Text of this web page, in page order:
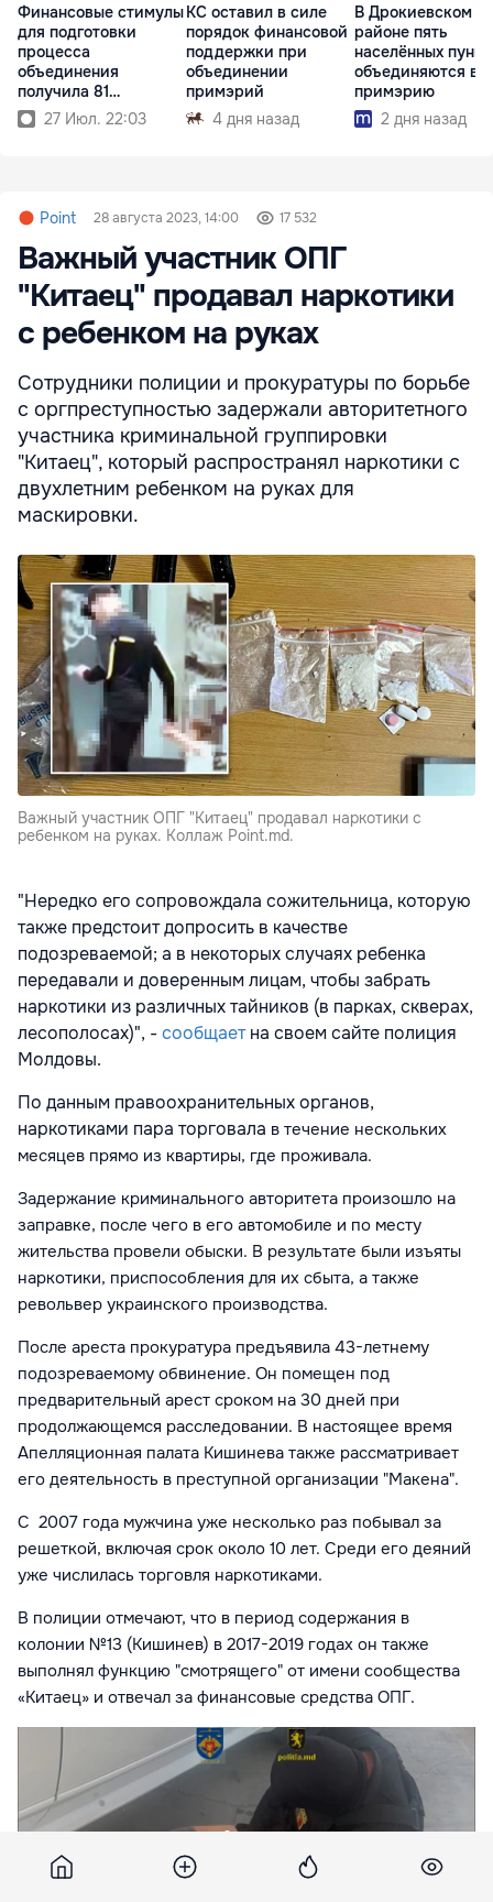
Финансовые стимулы
для подготовки
процесса
объединения
получила 81
примэрия
27 Июл. 22:03
КС оставил в силе
порядок финансовой
поддержки при
объединении
примэрий
4 дня назад
В Дрокиевском
районе пять
населённых
объединяются в
примэрию
2 дня назад
Point 28 августа 2023, 14:00 17 532
Важный участник ОПГ
"Китаец" продавал наркотики
с ребенком на руках
Сотрудники полиции и прокуратуры по борьбе
с оргпреступностью задержали авторитетного
участника криминальной группировки
"Китаец", который распространял наркотики с
двухлетним ребенком на руках для
маскировки.
Важный участник ОПГ "Китаец" продавал наркотики с
ребенком на руках. Коллаж Point.md.
"Нередко его сопровождала сожительница, которую
также предстоит допросить в качестве
подозреваемой; а в некоторых случаях ребенка
передавали и доверенным лицам, чтобы забрать
наркотики из различных тайников (в парках, скверах,
лесополосах)", -сообщаетна своем сайте полиция
Молдовы.
По данным правоохранительных органов,
наркотиками пара торговала в течение нескольких
месяцев прямо из квартиры, где проживала.
Задержание криминального авторитета произошло на
заправке, после чего в его автомобиле и по месту
жительства провели обыски. В результате были изъяты
наркотики, приспособления для их сбыта, а также
револьвер украинского производства.
После ареста прокуратура предъявила 43-летнему
подозреваемому обвинение. Он помещен под
предварительный арест сроком на 30 дней при
продолжающемся расследовании. В настоящее время
Апелляционная палата Кишинева также рассматривает
его деятельность в преступной организации "Макена".
С 2007 года мужчина уже несколько раз побывал за
решеткой, включая срок около 10 лет. Среди его деяний
уже числилась торговля наркотиками.
В полиции отмечают, что в период содержания в
колонии №13 (Кишинев) в 2017-2019 годах он также
выполнял функцию "смотрящего" от имени сообщества
«Китаец» и отвечал за финансовые средства ОПГ.